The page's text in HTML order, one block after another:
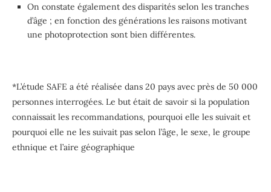
On constate également des disparités selon les tranches
d’âge ; en fonction des générations les raisons motivant
une photoprotection sont bien différentes.
*L’étude SAFE a été réalisée dans 20 pays avec près de 50 000
personnes interrogées. Le but était de savoir si la population
connaissait les recommandations, pourquoi elle les suivait et
pourquoi elle ne les suivait pas selon l’âge, le sexe, le groupe
ethnique et l’aire géographique